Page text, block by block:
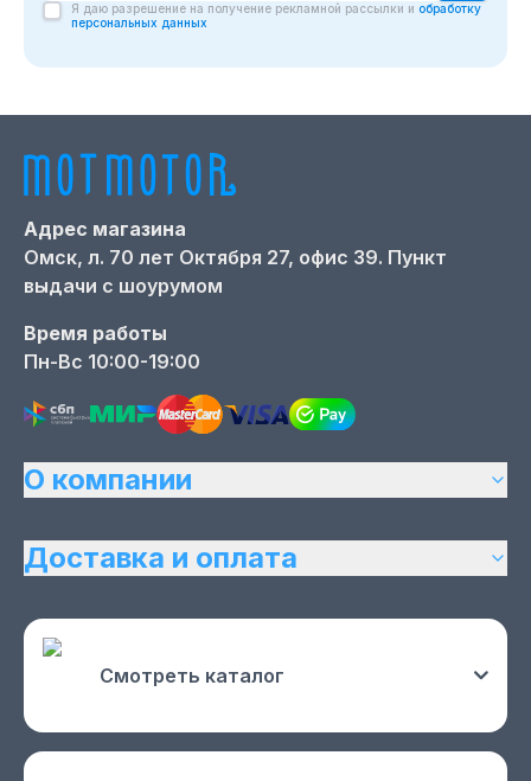
Я даю разрешение на получение рекламной рассылки и обработку
персональных данных
Адрес магазина
Омск, л. 70 лет Октября 27, офис 39. Пункт
выдачи с шоурумом
Время работы
Пн-Вс 10:00-19:00
О компании
Доставка и оплата
Смотреть каталог